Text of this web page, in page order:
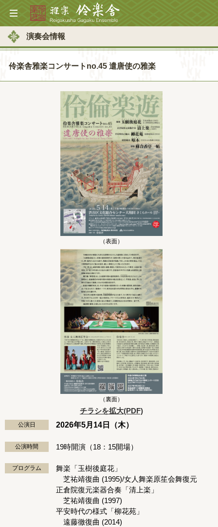
演奏会情報
伶楽舎雅楽コンサートno.45 遣唐使の雅楽
（表面）
（裏面）
チラシを拡大(PDF)
公演日 2026年5月14日（木）
公演時間 19時開演（18：15開場）
プログラム
舞楽「玉樹後庭花」
芝祐靖復曲 (1995)/女人舞楽原笙会舞復元
正倉院復元楽器合奏「清上楽」
芝祐靖復曲 (1997)
平安時代の様式「柳花苑」
遠藤徹復曲 (2014)